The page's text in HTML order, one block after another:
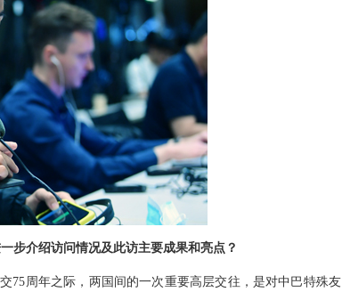
步介绍访问情况及此访主要成果和亮点？
75周年之际，两国间的一次重要高层交往，是对中巴特殊友